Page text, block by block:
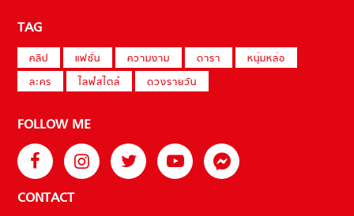
TAG
คลิป แฟชั่น ความงาม ดารา
หนุ่มหล่อ
ละคร
ไลฟ์สไตล์ ดวงรายวัน
FOLLOW ME
CONTACT